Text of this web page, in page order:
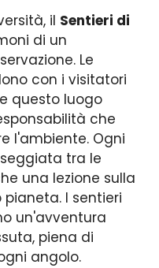
il Sentieri di
di un
Le
con i visitatori
questo luogo
che
l'ambiente. Ogni
tra le
una lezione sulla
I sentieri
un'avventura
piena di
angolo.